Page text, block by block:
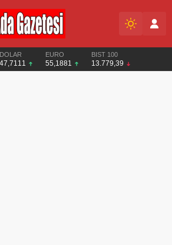
DOLAR
47,7111
EURO
55,1881
BIST 100
13.779,39